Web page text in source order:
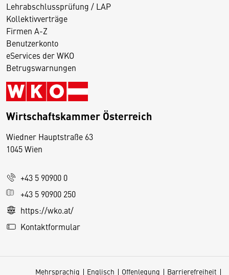
Lehrabschlussprüfung / LAP
Kollektivverträge
Firmen A-Z
Benutzerkonto
eServices der WKO
Betrugswarnungen
Wirtschaftskammer Österreich
Wiedner Hauptstraße 63
1045 Wien
+43 5 90900 0
+43 5 90900 250
https://wko.at/
Kontaktformular
Mehrsprachig Englisch Offenlegung Barrierefreiheit
D
s
e
S
e